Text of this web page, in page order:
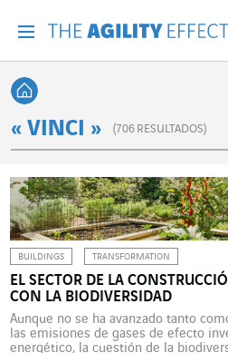
Volver a Inicio
« VINCI » (706 RESULTADOS)
BUILDINGS TRANSFORMATION
EL SECTOR DE LA
CON LA BIODIVERSIDAD
Aunque no se ha avanzado tanto
las emisiones de gases de efecto
energético, la cuestión de la